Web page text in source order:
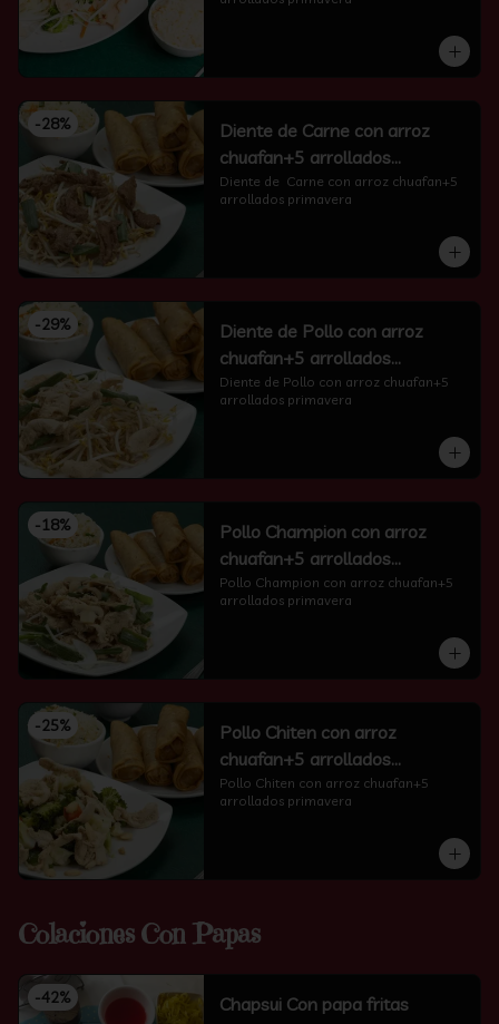
-28%
Diente de Carne con arroz
chuafan+5 arrollados
primavera
Diente de  Carne con arroz chuafan+5
arrollados primavera
-29%
Diente de Pollo con arroz
chuafan+5 arrollados
primavera
Diente de Pollo con arroz chuafan+5
arrollados primavera
-18%
Pollo Champion con arroz
chuafan+5 arrollados
primavera
Pollo Champion con arroz chuafan+5
arrollados primavera
-25%
Pollo Chiten con arroz
chuafan+5 arrollados
primavera
Pollo Chiten con arroz chuafan+5
arrollados primavera
Colaciones Con Papas
-42% Chapsui Con papa fritas